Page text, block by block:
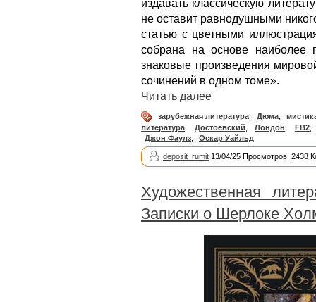
издавать классическую
не оставит равнодушными
статью с цветными
собрана на основе наиболее
знаковые произведения
сочинений в одном томе».
Читать далее
зарубежная литература Дюма
литература
Достоевский Лондон FB2,
Джон Фаулз
Оскар Уайльд
deposit_rumit 13/04/25 Просмотров: 2438
Художественная
Записки о Шерлоке